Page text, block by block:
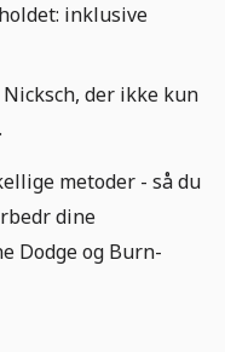
inklusive
der ikke kun
metoder - så du
dine
Dodge og Burn-